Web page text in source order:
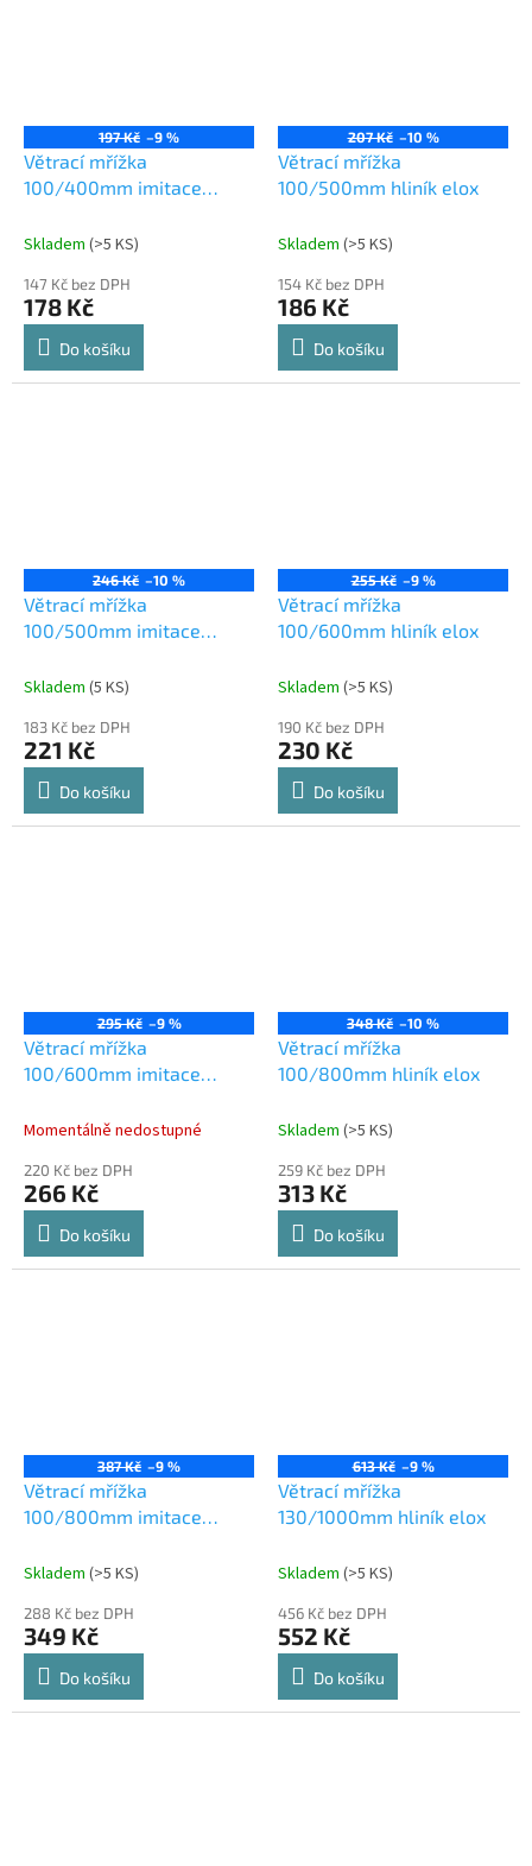
197 Kč –9 %
Větrací mřížka
100/400mm imitace
Skladem (>5 KS)
147 Kč bez DPH
178 Kč
Do košíku
207 Kč –10 %
Větrací mřížka
100/500mm hliník elox
Skladem (>5 KS)
154 Kč bez DPH
186 Kč
Do košíku
246 Kč –10 %
Větrací mřížka
100/500mm imitace
Skladem (5 KS)
183 Kč bez DPH
221 Kč
Do košíku
255 Kč –9 %
Větrací mřížka
100/600mm hliník elox
Skladem (>5 KS)
190 Kč bez DPH
230 Kč
Do košíku
295 Kč –9 %
Větrací mřížka
100/600mm imitace
Momentálně nedostupné
220 Kč bez DPH
266 Kč
Do košíku
348 Kč –10 %
Větrací mřížka
100/800mm hliník elox
Skladem (>5 KS)
259 Kč bez DPH
313 Kč
Do košíku
387 Kč –9 %
Větrací mřížka
100/800mm imitace
Skladem (>5 KS)
288 Kč bez DPH
349 Kč
Do košíku
613 Kč –9 %
Větrací mřížka
130/1000mm hliník elox
Skladem (>5 KS)
456 Kč bez DPH
552 Kč
Do košíku